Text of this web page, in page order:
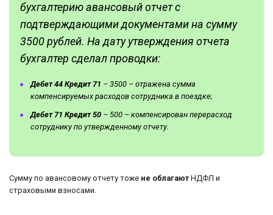
бухгалтерию авансовый отчет с
подтверждающими документами на сумму
3500 рублей. На дату утверждения отчета
бухгалтер сделал проводки:
Дебет 44 Кредит 71 – 3500 – отражена сумма
компенсируемых расходов сотрудника в поездке;
Дебет 71 Кредит 50 – 500 – компенсирован перерасход
сотруднику по утвержденному отчету.
Сумму по авансовому отчету тоже не облагают НДФЛ и
страховыми взносами.